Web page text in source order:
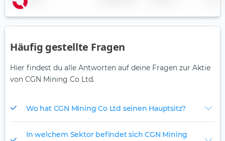
Häufig gestellte Fragen
Hier findest du alle Antworten auf deine Fragen zur Aktie
von CGN Mining Co Ltd.
Wo hat CGN Mining Co Ltd seinen Hauptsitz?
In welchem Sektor befindet sich CGN Mining